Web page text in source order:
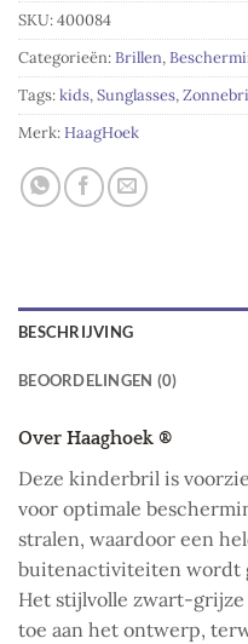
SKU:400084
Categorieën:Brillen,
Tags:kids,Sunglasses,
Merk:HaagHoek
BESCHRIJVING
BEOORDELINGEN (0)
Over Haaghoek ®
Deze kinderbril is
voor optimale
stralen, waardoor een
buitenactiviteiten wordt
Het stijlvolle zwart-
toe aan het ontwerp,